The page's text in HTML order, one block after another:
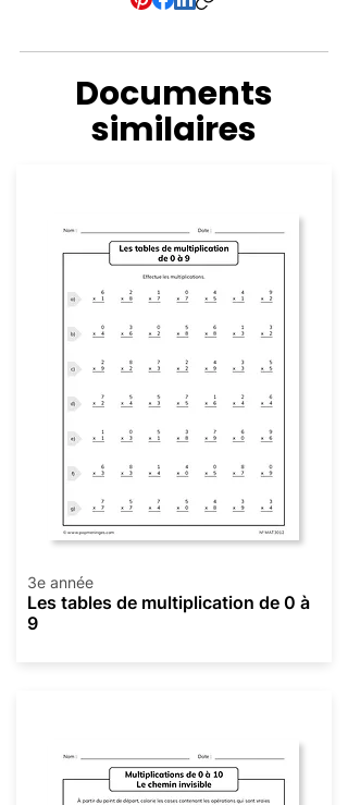
Documents
similaires
3e année
Les tables de multiplication de 0 à
9